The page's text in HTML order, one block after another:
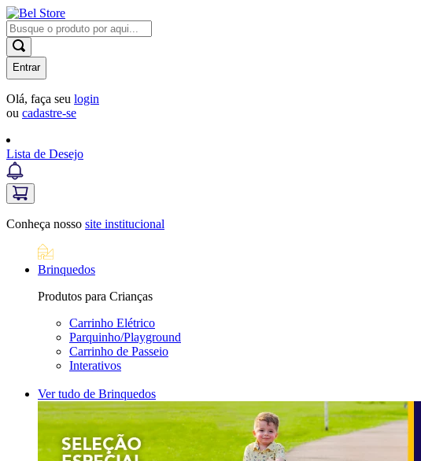
Entrar
Olá, faça seu login
ou cadastre-se
Lista de Desejo
Conheça nosso site institucional
Brinquedos
Produtos para Crianças
Carrinho Elétrico
Parquinho/Playground
Carrinho de Passeio
Interativos
Ver tudo de Brinquedos